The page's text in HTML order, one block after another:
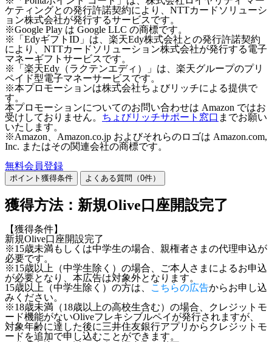
ケティングとの発行許諾契約により、NTTカードソリューシ
ョン株式会社が発行するサービスです。
※Google Play は Google LLC の商標です。
※「EdyギフトID」は、楽天Edy株式会社との発行許諾契約
により、NTTカードソリューション株式会社が発行する電子
マネーギフトサービスです。
※「楽天Edy（ラクテンエディ）」は、楽天グループのプリ
ペイド型電子マネーサービスです。
※本プロモーションは株式会社ちょびリッチによる提供で
す。
本プロモーションについてのお問い合わせは Amazon ではお
受けしておりません。 ちょびリッチサポート窓口 までお願い
いたします。
※Amazon、Amazon.co.jp およびそれらのロゴは Amazon.com,
Inc. またはその関連会社の商標です。
無料会員登録
ポイント獲得条件 よくある質問（0件）
獲得方法：新規Olive口座開設完了
【獲得条件】
新規Olive口座開設完了
※15歳未満もしくは中学生の場合、親権者さまの代理申込が
必要です。
※15歳以上（中学生除く）の場合、ご本人さまによるお申込
が必要となり、本広告は対象外となります。
15歳以上（中学生除く）の方は、
こちらの広告からお申し込
みください。
※18歳未満（18歳以上の高校生含む）の場合、クレジットモ
ード機能がないOliveフレキシブルペイが発行されますが、
対象年齢に達した後に三井住友銀行アプリからクレジットモ
ードを追加で申し込むことができます。